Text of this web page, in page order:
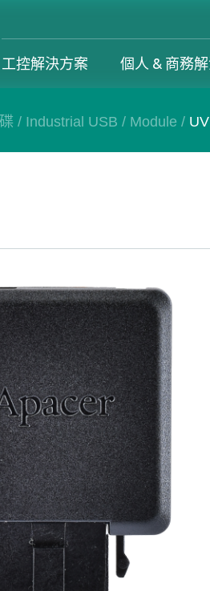
工控解決方案
工控
個人 & 商務
品
個人
服務支援
Gaming
售後服務
/ Industrial USB / Module /